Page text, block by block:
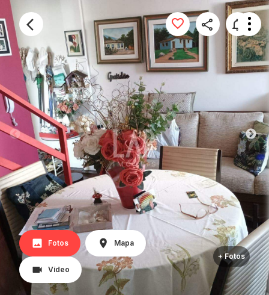
Fotos Mapa
Vídeo
+ Fotos